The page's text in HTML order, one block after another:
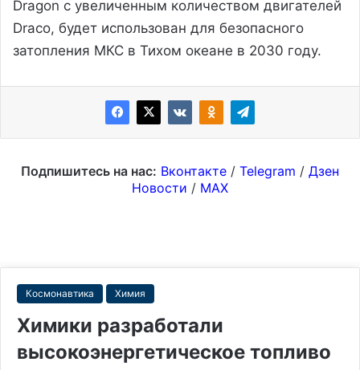
Dragon с увеличенным количеством двигателей
Draco, будет использован для безопасного
затопления МКС в Тихом океане в 2030 году.
Подпишитесь на нас: Вконтакте / Telegram / Дзен
Новости / MAX